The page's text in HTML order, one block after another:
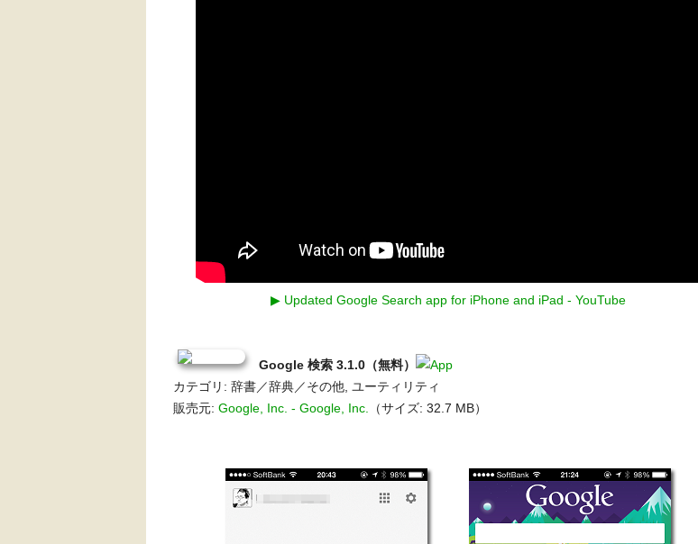
▶ Updated Google Search app for iPhone and iPad - YouTube
Google 検索 3.1.0（無料）
カテゴリ: 辞書／辞典／その他, ユーティリティ
販売元: Google, Inc. - Google, Inc. （サイズ: 32.7 MB）